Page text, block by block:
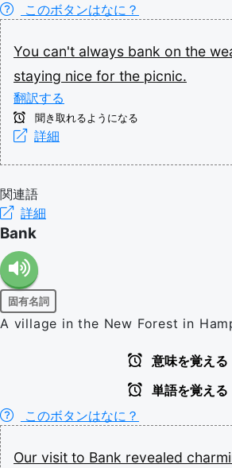
このボタンはなに？
You can't always bank on the
staying nice for the picnic.
翻訳する
聞き取れるようになる
詳細
関連語
詳細
Bank
固有名詞
A village in the New Forest in
意味を覚える
単語を覚える
このボタンはなに？
Our visit to Bank revealed